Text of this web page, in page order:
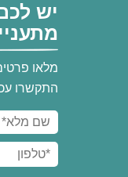
יש
מלאו
התקשרו עכשיו: 052-